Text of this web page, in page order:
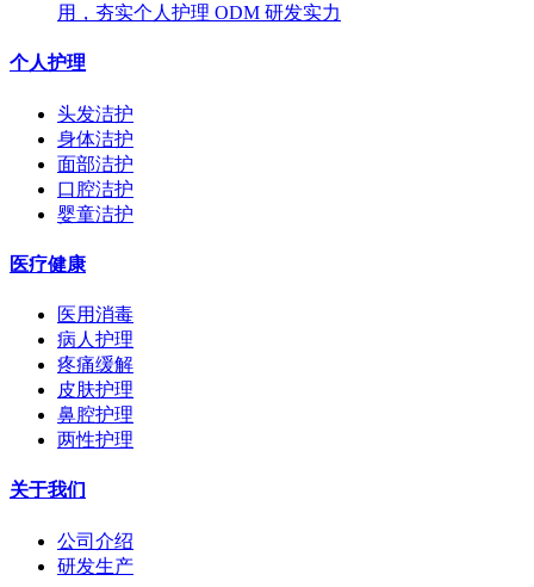
用，夯实个人护理 ODM 研发实力
个人护理
头发洁护
身体洁护
面部洁护
口腔洁护
婴童洁护
医疗健康
医用消毒
病人护理
疼痛缓解
皮肤护理
鼻腔护理
两性护理
关于我们
公司介绍
研发生产